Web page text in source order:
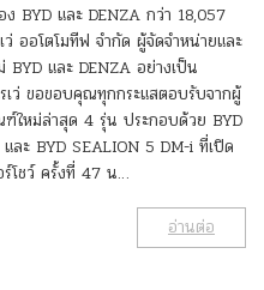
BYD และ DENZA กว่า 18,057
ออโตโมทีฟ จำกัด ผู้จัดจำหน่ายและ
BYD และ DENZA อย่างเป็น
รเว่ ขอขอบคุณทุกกระแสตอบรับจากผู้
ฑ์ใหม่ล่าสุด 4 รุ่น ประกอบด้วย BYD
ละ BYD SEALION 5 DM-i ที่เปิด
โชว์ ครั้งที่ 47 น…
อ่านต่อ